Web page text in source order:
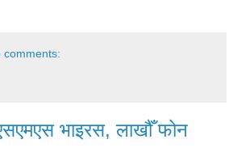
comments:
भाइरस, लाखौँ फोन